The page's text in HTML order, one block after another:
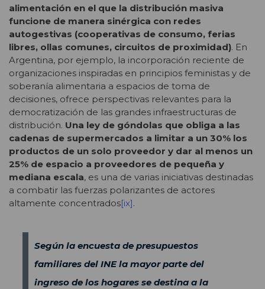
alimentación en el que la distribución masiva
funcione de manera sinérgica con redes
autogestivas (cooperativas de consumo, ferias
libres, ollas comunes, circuitos de proximidad). En
Argentina, por ejemplo, la incorporación reciente de
organizaciones inspiradas en principios feministas y de
soberanía alimentaria a espacios de toma de
decisiones, ofrece perspectivas relevantes para la
democratización de las grandes infraestructuras de
distribución. Una ley de góndolas que obliga a las
cadenas de supermercados a limitar a un 30% los
productos de un solo proveedor y dar al menos un
25% de espacio a proveedores de pequeña y
mediana escala, es una de varias iniciativas destinadas
a combatir las fuerzas polarizantes de actores
altamente concentrados[ix].
Según la encuesta de presupuestos
familiares del INE la mayor parte del
ingreso de los hogares se destina a la